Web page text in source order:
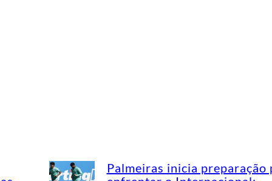
Palmeiras inicia preparação